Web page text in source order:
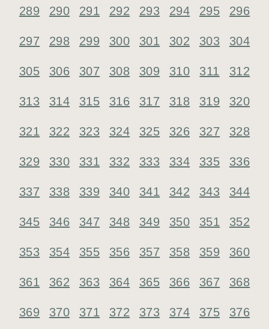
289 290 291 292 293 294 295 296
297 298 299 300 301 302 303 304
305 306 307 308 309 310 311 312
313 314 315 316 317 318 319 320
321 322 323 324 325 326 327 328
329 330 331 332 333 334 335 336
337 338 339 340 341 342 343 344
345 346 347 348 349 350 351 352
353 354 355 356 357 358 359 360
361 362 363 364 365 366 367 368
369 370 371 372 373 374 375 376